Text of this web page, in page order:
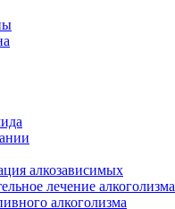
алкозависимых
лечение алкоголизма
алкоголизма